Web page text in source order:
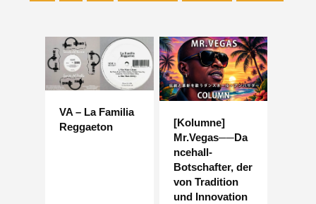
VA – La Familia
Reggaeton
[Kolumne]
Mr.Vegas──Da
ncehall-
Botschafter, der
von Tradition
und Innovation